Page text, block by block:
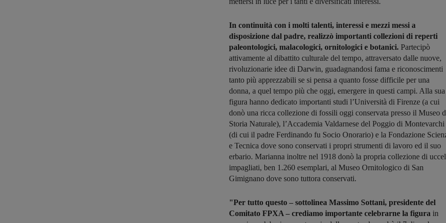
In continuità con i molti talenti, interessi e mezzi messi a
disposizione dal padre, realizzò importanti collezioni di reperti
paleontologici, malacologici, ornitologici e botanici. Partecipò
attivamente al dibattito culturale del tempo, attraversato dalle nuove,
rivoluzionarie idee di Darwin, guadagnandosi fama e riconoscimenti
tanto più apprezzabili se si pensa a quanto fosse difficile per una
donna, a quel tempo più che oggi, emergere in questi campi. Alla sua
figura hanno dedicato importanti studi l’Università di Firenze (a cui
donò una ricca collezione di fossili oggi conservata presso il Museo
Storia Naturale), l’Accademia Valdarnese del Poggio di Montevarchi
(di cui il padre Ferdinando fu Socio Onorario) e la Fondazione
e Tecnica dove sono conservati i propri strumenti di lavoro ed il suo
erbario. Marianna inoltre nel 1918 donò la propria collezione di
impagliati, ben 1.260 esemplari, al Museo Ornitologico di San
Gimignano dove sono tuttora conservati.
"Per tutto questo – sottolinea Massimo Sottani, presidente del
Comitato FPXA – crediamo importante celebrarne la figura in